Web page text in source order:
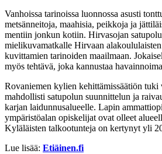
Vanhoissa tarinoissa luonnossa asusti
metsänneitoja, maahisia, peikkoja ja
mentiin jonkun kotiin. Hirvasojan
mielikuvamatkalle Hirvaan
kuvittamien tarinoiden maailmaan.
myös tehtävä, joka kannustaa
Rovaniemen kylien kehittämissäätiön tuki
mahdollisti satupolun suunnittelun ja
karjan laidunnusalueelle. Lapin
ympäristöalan opiskelijat ovat olleet
Kyläläisten talkootunteja on kertynyt yli
Lue lisää: Etiäinen.fi